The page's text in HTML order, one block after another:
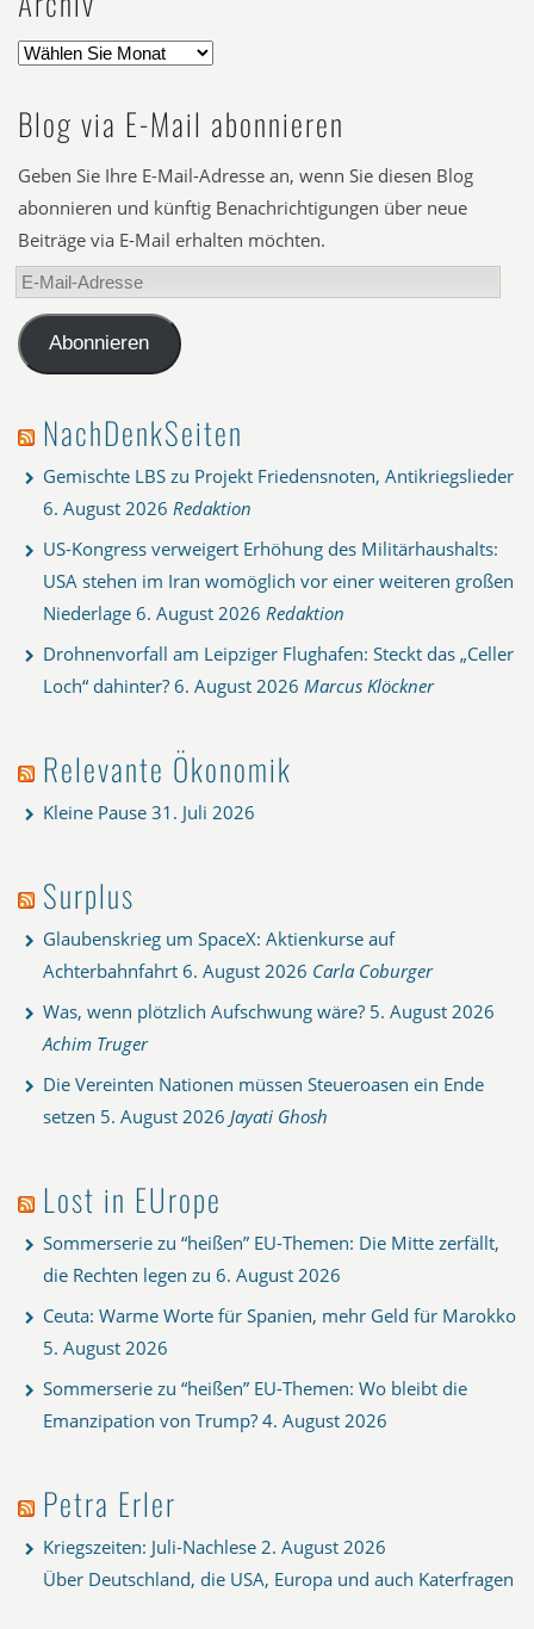
Blog via E-Mail abonnieren
Geben Sie Ihre E-Mail-Adresse an, wenn Sie diesen Blog
abonnieren und künftig Benachrichtigungen über neue
Beiträge via E-Mail erhalten möchten.
E-
Mail-
AdresseAbonnieren
NachDenkSeiten
Gemischte LBS zu Projekt Friedensnoten, Antikriegslieder
6. August 2026 Redaktion
US-Kongress verweigert Erhöhung des Militärhaushalts:
USA stehen im Iran womöglich vor einer weiteren großen
Niederlage 6. August 2026 Redaktion
Drohnenvorfall am Leipziger Flughafen: Steckt das „Celler
Loch“ dahinter? 6. August 2026 Marcus Klöckner
Relevante Ökonomik
Kleine Pause 31. Juli 2026
Surplus
Glaubenskrieg um SpaceX: Aktienkurse auf
Achterbahnfahrt 6. August 2026 Carla Coburger
Was, wenn plötzlich Aufschwung wäre? 5. August 2026
Achim Truger
Die Vereinten Nationen müssen Steueroasen ein Ende
setzen 5. August 2026 Jayati Ghosh
Lost in EUrope
Sommerserie zu “heißen” EU-Themen: Die Mitte zerfällt,
die Rechten legen zu 6. August 2026
Ceuta: Warme Worte für Spanien, mehr Geld für Marokko
5. August 2026
Sommerserie zu “heißen” EU-Themen: Wo bleibt die
Emanzipation von Trump? 4. August 2026
Petra Erler
Kriegszeiten: Juli-Nachlese 2. August 2026
Über Deutschland, die USA, Europa und auch Katerfragen